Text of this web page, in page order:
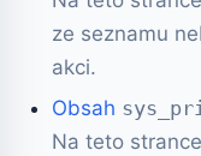
ze seznamu
akci.
Obsah
Na teto